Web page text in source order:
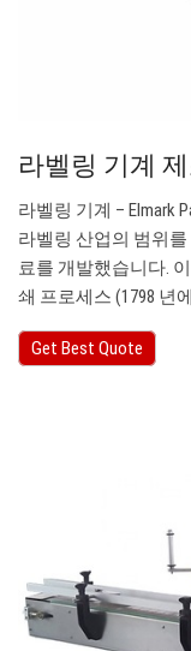
라벨링 기계
라벨링 기계 – Elmark
라벨링 산업의 범위
료를 개발했습니다.
쇄 프로세스 (1798 년
Get Best Quote